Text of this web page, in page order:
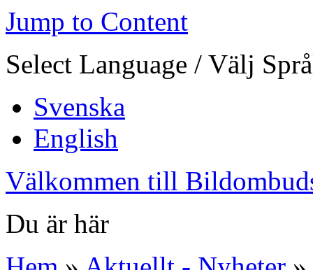
Jump to Content
Select Language / Välj
Svenska
English
Välkommen till
Du är här